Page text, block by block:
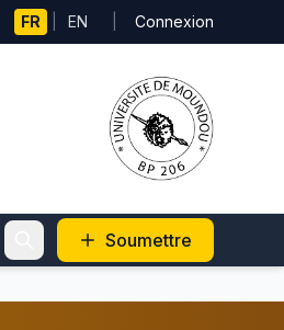
FR EN Connexion
Soumettre